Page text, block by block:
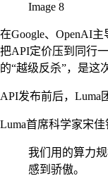
Image 8
在Google、OpenAI
把API定价压到同行
的“越级反杀”，是这
API发布前后，Luma
Luma首席科学家宋佳
我们用的算力
感到骄傲。